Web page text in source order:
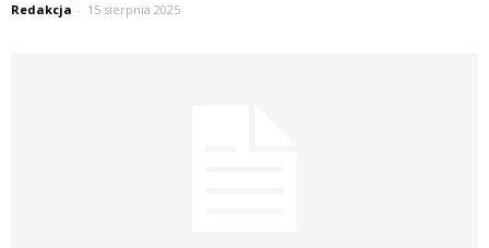
Redakcja - 15 sierpnia 2025